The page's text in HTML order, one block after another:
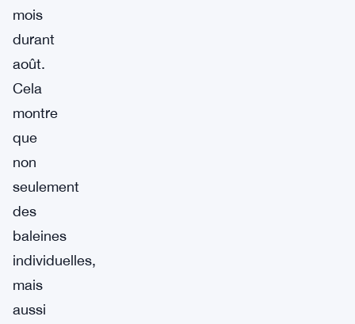
mois
durant
août.
Cela
montre
que
non
seulement
des
baleines
individuelles,
mais
aussi